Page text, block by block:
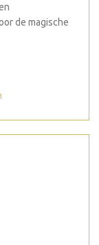
de magische